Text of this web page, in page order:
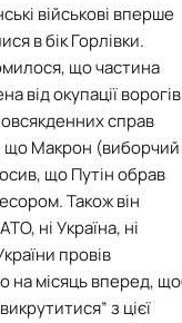
військові вперше
в бік Горлівки.
що частина
від окупації
справ
що Макрон (виборчий
що Путін обрав
Також він
ні Україна, ні
провів
на місяць вперед,
з цієї